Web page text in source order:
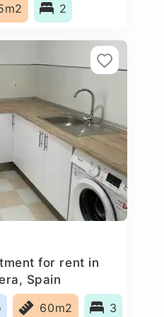
2
for rent in
Spain
60m2 3